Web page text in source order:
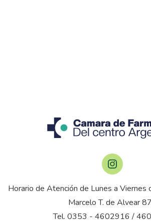
Horario de Atención de Lunes a Viernes
Marcelo T. de Alvear
Tel. 0353 - 4602916 /